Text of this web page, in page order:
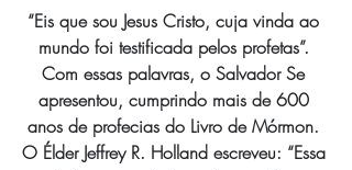
“Eis que sou Jesus Cristo, cuja vinda ao
mundo foi testificada pelos profetas”.
Com essas palavras, o Salvador Se
apresentou, cumprindo mais de 600
anos de profecias do Livro de Mórmon.
O Élder Jeffrey R. Holland escreveu: “Essa